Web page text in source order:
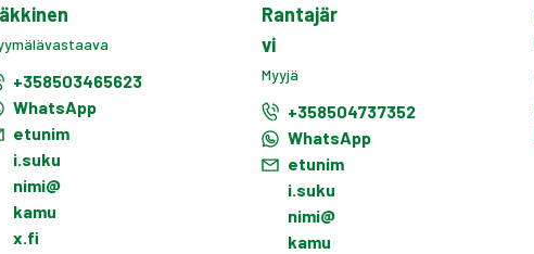
+358503465623
WhatsApp
etunim
i.suku
nimi@
kamu
x.fi
Rantajär
vi
Myyjä
+358504737352
WhatsApp
etunim
i.suku
nimi@
kamu